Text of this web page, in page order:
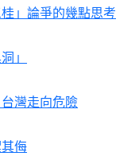
」論爭的幾點思考
」
灣走向危險
侮